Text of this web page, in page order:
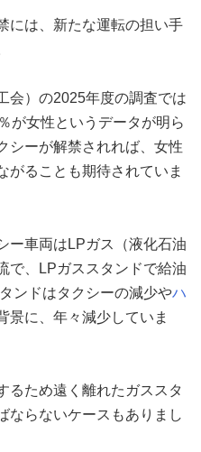
には、新たな運転の担い手
会）の2025年度の調査では
が女性というデータが明ら
シーが解禁されれば、女性
がることも期待されていま
ー車両はLPガス（液化石油
で、LPガススタンドで給油
ンドはタクシーの減少やハ
景に、年々減少していま
るため遠く離れたガススタ
ならないケースもありまし